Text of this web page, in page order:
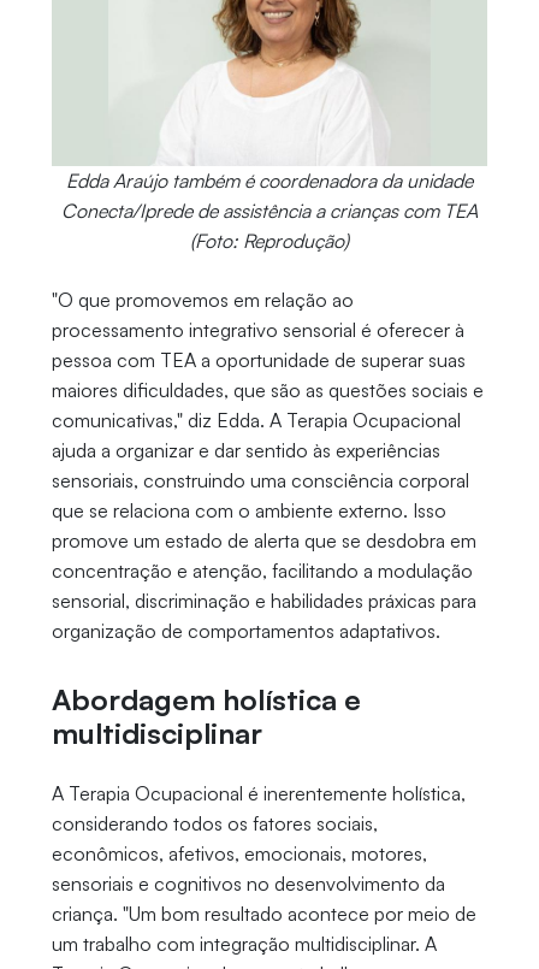
Edda Araújo também é coordenadora da unidade
Conecta/Iprede de assistência a crianças com TEA
(Foto: Reprodução)
"O que promovemos em relação ao
processamento integrativo sensorial é oferecer à
pessoa com TEA a oportunidade de superar suas
maiores dificuldades, que são as questões sociais e
comunicativas," diz Edda. A Terapia Ocupacional
ajuda a organizar e dar sentido às experiências
sensoriais, construindo uma consciência corporal
que se relaciona com o ambiente externo. Isso
promove um estado de alerta que se desdobra em
concentração e atenção, facilitando a modulação
sensorial, discriminação e habilidades práxicas para
organização de comportamentos adaptativos.
Abordagem holística e
multidisciplinar
A Terapia Ocupacional é inerentemente holística,
considerando todos os fatores sociais,
econômicos, afetivos, emocionais, motores,
sensoriais e cognitivos no desenvolvimento da
criança. "Um bom resultado acontece por meio de
um trabalho com integração multidisciplinar. A